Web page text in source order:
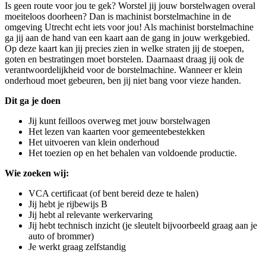
Is geen route voor jou te gek? Worstel jij jouw borstelwagen overal
moeiteloos doorheen? Dan is machinist borstelmachine in de
omgeving Utrecht echt iets voor jou! Als machinist borstelmachine
ga jij aan de hand van een kaart aan de gang in jouw werkgebied.
Op deze kaart kan jij precies zien in welke straten jij de stoepen,
goten en bestratingen moet borstelen. Daarnaast draag jij ook de
verantwoordelijkheid voor de borstelmachine. Wanneer er klein
onderhoud moet gebeuren, ben jij niet bang voor vieze handen.
Dit ga je doen
Jij kunt feilloos overweg met jouw borstelwagen
Het lezen van kaarten voor gemeentebestekken
Het uitvoeren van klein onderhoud
Het toezien op en het behalen van voldoende productie.
Wie zoeken wij:
VCA certificaat (of bent bereid deze te halen)
Jij hebt je rijbewijs B
Jij hebt al relevante werkervaring
Jij hebt technisch inzicht (je sleutelt bijvoorbeeld graag aan je
auto of brommer)
Je werkt graag zelfstandig